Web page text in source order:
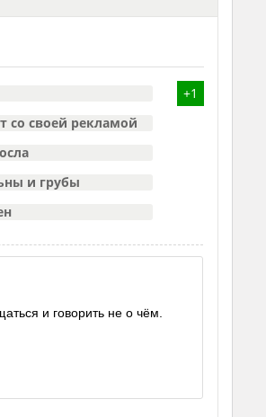
+1
со своей рекламой
и грубы
и говорить не о чём.